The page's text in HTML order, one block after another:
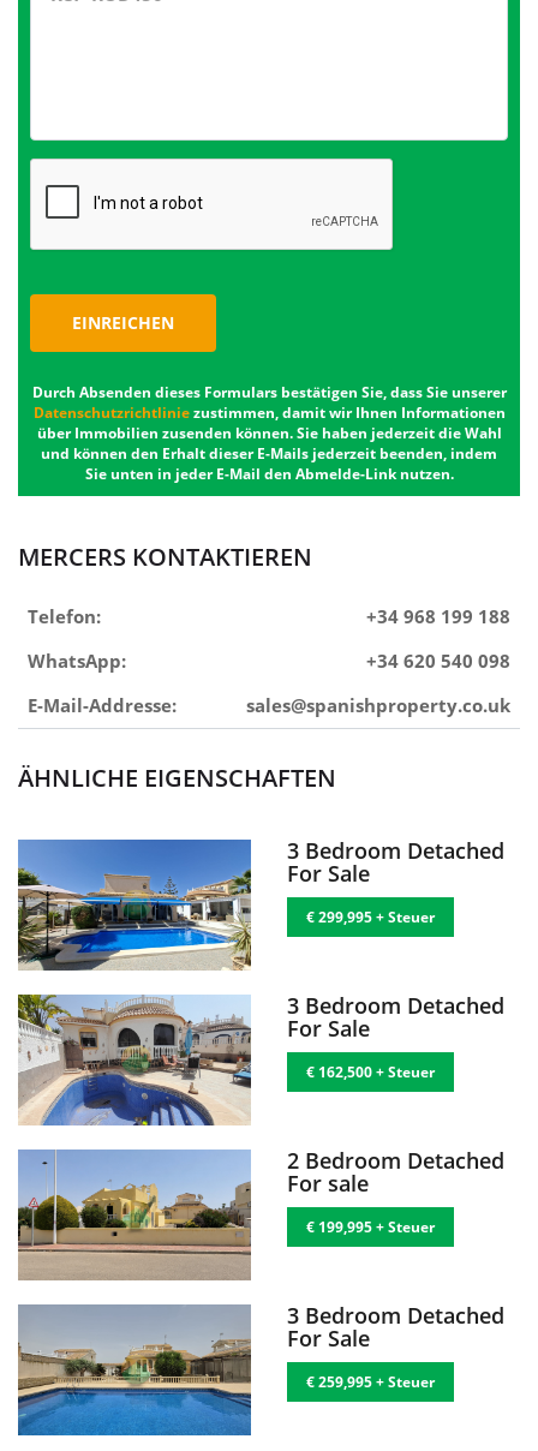
EINREICHEN
Durch Absenden dieses Formulars bestätigen Sie, dass Sie unserer
Datenschutzrichtliniezustimmen, damit wir Ihnen Informationen
über Immobilien zusenden können. Sie haben jederzeit die Wahl
und können den Erhalt dieser E-Mails jederzeit beenden, indem
Sie unten in jeder E-Mail den Abmelde-Link nutzen.
MERCERS KONTAKTIEREN
Telefon:
+34 968 199 188
WhatsApp:
+34 620 540 098
E-Mail-Addresse:
sales@spanishproperty.co.uk
ÄHNLICHE EIGENSCHAFTEN
3 Bedroom Detached
For Sale
€ 299,995 + Steuer
3 Bedroom Detached
For Sale
€ 162,500 + Steuer
2 Bedroom Detached
For sale
€ 199,995 + Steuer
3 Bedroom Detached
For Sale
€ 259,995 + Steuer